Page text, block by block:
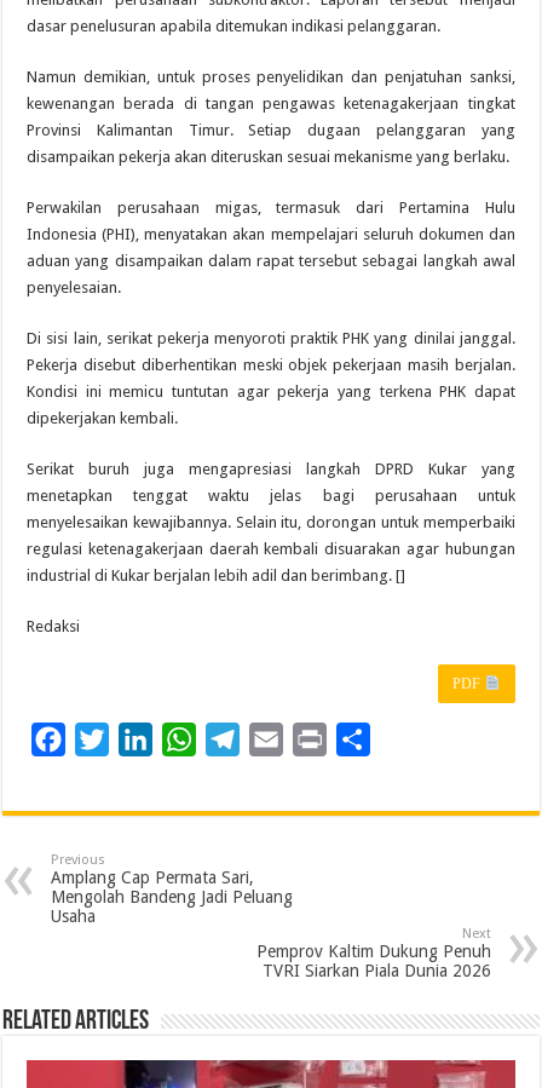
dasar penelusuran apabila ditemukan indikasi pelanggaran.
Namun demikian, untuk proses penyelidikan dan penjatuhan sanksi,
kewenangan berada di tangan pengawas ketenagakerjaan tingkat
Provinsi Kalimantan Timur. Setiap dugaan pelanggaran yang
disampaikan pekerja akan diteruskan sesuai mekanisme yang berlaku.
Perwakilan perusahaan migas, termasuk dari Pertamina Hulu
Indonesia (PHI), menyatakan akan mempelajari seluruh dokumen dan
aduan yang disampaikan dalam rapat tersebut sebagai langkah awal
penyelesaian.
Di sisi lain, serikat pekerja menyoroti praktik PHK yang dinilai janggal.
Pekerja disebut diberhentikan meski objek pekerjaan masih berjalan.
Kondisi ini memicu tuntutan agar pekerja yang terkena PHK dapat
dipekerjakan kembali.
Serikat buruh juga mengapresiasi langkah DPRD Kukar yang
menetapkan tenggat waktu jelas bagi perusahaan untuk
menyelesaikan kewajibannya. Selain itu, dorongan untuk memperbaiki
regulasi ketenagakerjaan daerah kembali disuarakan agar hubungan
industrial di Kukar berjalan lebih adil dan berimbang. []
Redaksi
PDF
c
b
o
i
t
e
n
e
d
W
a
s
A
l
g
r
a
i
a
Previous
Amplang Cap Permata Sari,
Mengolah Bandeng Jadi Peluang
Usaha
Next
Pemprov Kaltim Dukung Penuh
TVRI Siarkan Piala Dunia 2026
Related Articles